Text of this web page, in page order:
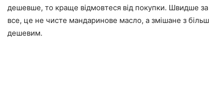
дешевше, то краще відмовтеся від покупки. Швидше за
все, це не чисте мандаринове масло, а змішане з більш
дешевим.